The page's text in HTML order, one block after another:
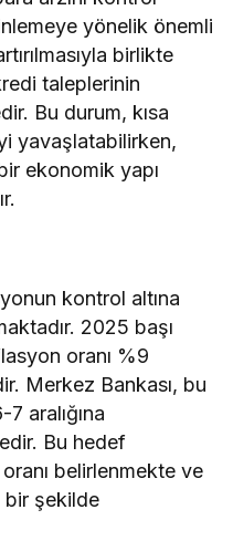
yönelik önemli
birlikte
taleplerinin
Bu durum, kısa
yavaşlatabilirken,
ekonomik yapı
kontrol altına
2025 başı
oranı %9
Merkez Bankası, bu
aralığına
Bu hedef
belirlenmekte ve
bir şekilde